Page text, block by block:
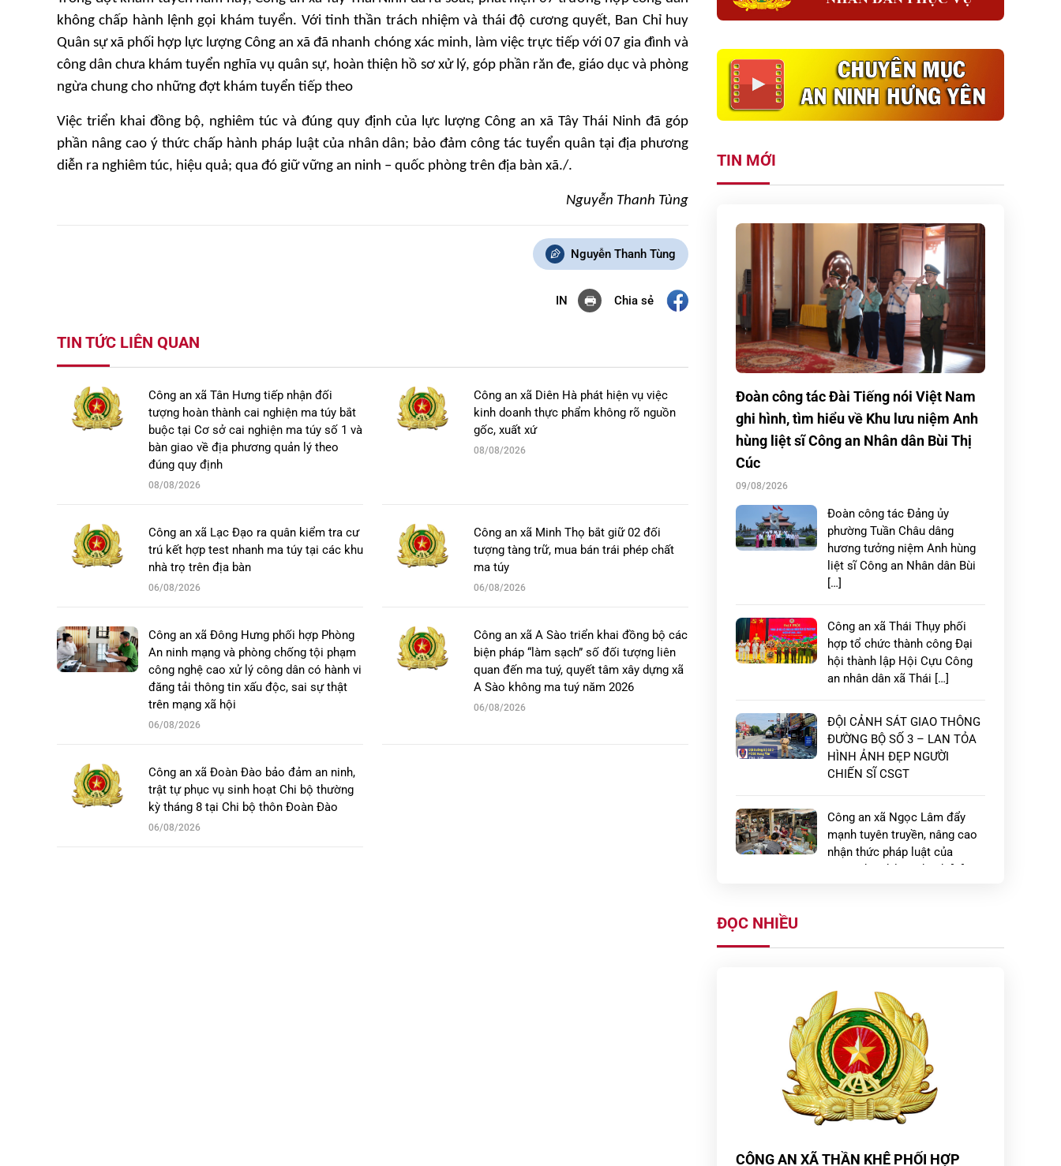
không chấp hành lệnh gọi khám tuyển. Với tinh thần trách nhiệm và thái độ cương quyết, Ban Chỉ huy
Quân sự xã phối hợp lực lượng Công an xã đã nhanh chóng xác minh, làm việc trực tiếp với 07 gia đình và
công dân chưa khám tuyển nghĩa vụ quân sự, hoàn thiện hồ sơ xử lý, góp phần răn đe, giáo dục và phòng
ngừa chung cho những đợt khám tuyển tiếp theo
Việc triển khai đồng bộ, nghiêm túc và đúng quy định của lực lượng Công an xã Tây Thái Ninh đã góp
phần nâng cao ý thức chấp hành pháp luật của nhân dân; bảo đảm công tác tuyển quân tại địa phương
diễn ra nghiêm túc, hiệu quả; qua đó giữ vững an ninh – quốc phòng trên địa bàn xã./.
Nguyễn Thanh Tùng
Nguyễn Thanh Tùng
IN Chia sẻ
TIN TỨC LIÊN QUAN
Công an xã Tân Hưng tiếp nhận đối
tượng hoàn thành cai nghiện ma túy bắt
buộc tại Cơ sở cai nghiện ma túy số 1 và
bàn giao về địa phương quản lý theo
đúng quy định
08/08/2026
Công an xã Diên Hà phát hiện vụ việc
kinh doanh thực phẩm không rõ nguồn
gốc, xuất xứ
08/08/2026
Công an xã Lạc Đạo ra quân kiểm tra cư
trú kết hợp test nhanh ma túy tại các khu
nhà trọ trên địa bàn
06/08/2026
Công an xã Minh Thọ bắt giữ 02 đối
tượng tàng trữ, mua bán trái phép chất
ma túy
06/08/2026
Công an xã Đông Hưng phối hợp Phòng
An ninh mạng và phòng chống tội phạm
công nghệ cao xử lý công dân có hành vi
đăng tải thông tin xấu độc, sai sự thật
trên mạng xã hội
06/08/2026
Công an xã A Sào triển khai đồng bộ các
biện pháp “làm sạch” số đối tượng liên
quan đến ma tuý, quyết tâm xây dựng xã
A Sào không ma tuý năm 2026
06/08/2026
Công an xã Đoàn Đào bảo đảm an ninh,
trật tự phục vụ sinh hoạt Chi bộ thường
kỳ tháng 8 tại Chi bộ thôn Đoàn Đào
06/08/2026
TIN MỚI
Đoàn công tác Đài Tiếng nói Việt Nam
ghi hình, tìm hiểu về Khu lưu niệm Anh
hùng liệt sĩ Công an Nhân dân Bùi Thị
Cúc
09/08/2026
Đoàn công tác Đảng ủy
phường Tuần Châu dâng
hương tưởng niệm Anh hùng
liệt sĩ Công an Nhân dân Bùi
[…]
Công an xã Thái Thụy phối
hợp tổ chức thành công Đại
hội thành lập Hội Cựu Công
an nhân dân xã Thái […]
ĐỘI CẢNH SÁT GIAO THÔNG
ĐƯỜNG BỘ SỐ 3 – LAN TỎA
HÌNH ẢNH ĐẸP NGƯỜI
CHIẾN SĨ CSGT
Công an xã Ngọc Lâm đẩy
mạnh tuyên truyền, nâng cao
nhận thức pháp luật của
người dân đối với hành […]
dẫn biện pháp phòng chống
Công an xã Tây Tiền Hải tăng
cường kiểm tra, xử lý vi phạm
về cư trú trên địa bàn xã
Phòng An ninh kinh tế đẩy
mạnh tuyên truyền pháp luật,
phát động phong trào toàn
ĐỌC NHIỀU
CÔNG AN XÃ THẦN KHÊ PHỐI HỢP